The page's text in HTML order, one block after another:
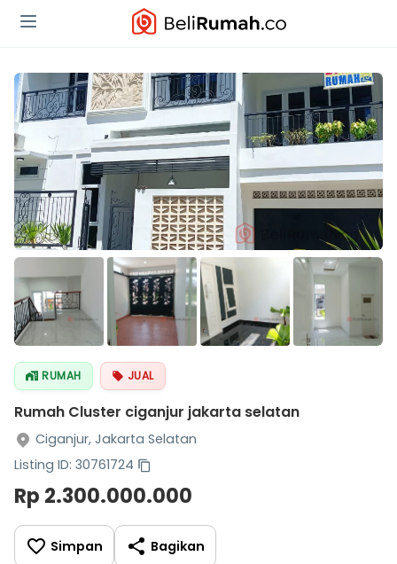
RUMAH JUAL
Rumah Cluster ciganjur jakarta selatan
Ciganjur, Jakarta Selatan
Listing ID: 30761724
Rp 2.300.000.000
Simpan Bagikan